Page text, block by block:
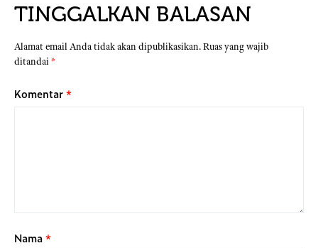
TINGGALKAN BALASAN
Alamat email Anda tidak akan dipublikasikan.Ruas yang wajib
ditandai *
Komentar*
Nama*